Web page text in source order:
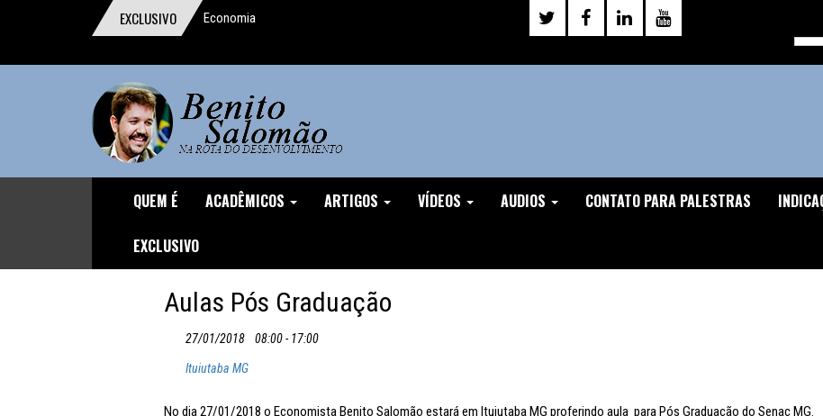
EXCLUSIVO Economia
Um digno, junto a indignos
A importância da reforma trabalhista
O homem que pensou o Brasil
A mentira da CLT
04/12/16
O Demônio Malthusiano
Nuances do Ajuste
O inviável Imposto sobre Fortunas
QUEM É ACADÊMICOS ARTIGOS VÍDEOS AUDIOS CONTATO PARA PALESTRAS
EXCLUSIVO
Aulas Pós Graduação
27/01/2018 08:00 - 17:00
Ituiutaba MG
No dia 27/01/2018 o Economista Benito Salomão estará em Ituiutaba MG proferindo aula para Pós Graduação do Senac MG.